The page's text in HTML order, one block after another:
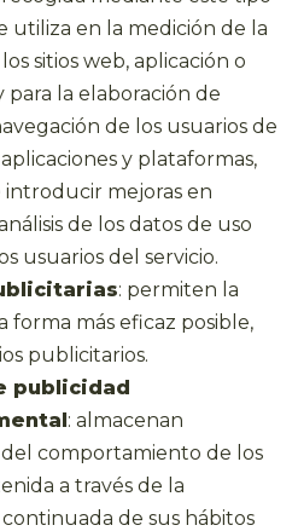
utiliza en la medición de la
sitios web, aplicación o
para la elaboración de
de los usuarios de
y plataformas,
mejoras en
de los datos de uso
usuarios del servicio.
: permiten la
forma más eficaz posible,
publicitarios.
publicidad
: almacenan
comportamiento de los
a través de la
de sus hábitos